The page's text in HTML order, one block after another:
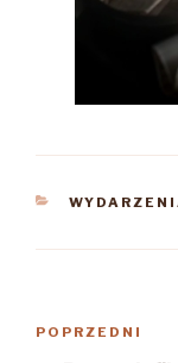
KATEGORIE
Poprzedni
POPRZEDNI